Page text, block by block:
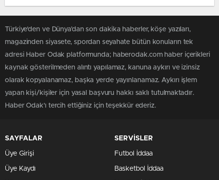
Türkiye'den ve Dünya’dan son dakika haberler, köşe yazıları,
magazinden siyasete, spordan seyahate bütün konuların tek
adresi Haber Odak platformunda; haberodak.com haber içerikleri
kaynak gösterilmeden alıntı yapılamaz, kanuna aykırı ve izinsiz
olarak kopyalanamaz, başka yerde yayınlanamaz. Aykırı işlem
yapan kişi/kişiler için yasal başvuru hakkı saklı tutulmaktadır.
Haber Odak'ı tercih ettiğiniz için teşekkür ederiz.
SAYFALAR
Üye Girişi
Üye Kaydı
SERVİSLER
Futbol İddaa
Basketbol İddaa